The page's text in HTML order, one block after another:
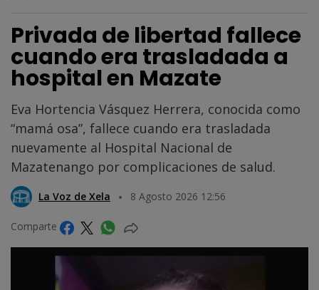
Privada de libertad fallece
cuando era trasladada a
hospital en Mazate
Eva Hortencia Vásquez Herrera, conocida como
“mamá osa”, fallece cuando era trasladada
nuevamente al Hospital Nacional de
Mazatenango por complicaciones de salud.
La Voz de Xela 8 Agosto 2026 12:56
Comparte